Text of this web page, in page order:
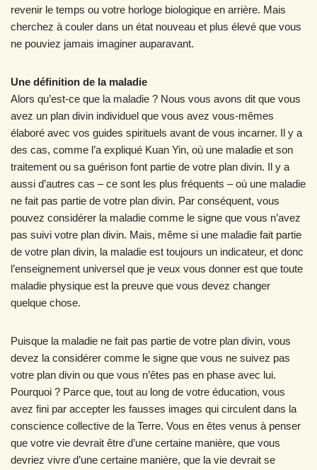
revenir le temps ou votre horloge biologique en arrière. Mais
cherchez à couler dans un état nouveau et plus élevé que vous
ne pouviez jamais imaginer auparavant.
Une définition de la maladie
Alors qu’est-ce que la maladie ? Nous vous avons dit que vous
avez un plan divin individuel que vous avez vous-mêmes
élaboré avec vos guides spirituels avant de vous incarner. Il y a
des cas, comme l’a expliqué Kuan Yin, où une maladie et son
traitement ou sa guérison font partie de votre plan divin. Il y a
aussi d’autres cas – ce sont les plus fréquents – où une maladie
ne fait pas partie de votre plan divin. Par conséquent, vous
pouvez considérer la maladie comme le signe que vous n’avez
pas suivi votre plan divin. Mais, même si une maladie fait partie
de votre plan divin, la maladie est toujours un indicateur, et donc
l’enseignement universel que je veux vous donner est que toute
maladie physique est la preuve que vous devez changer
quelque chose.
Puisque la maladie ne fait pas partie de votre plan divin, vous
devez la considérer comme le signe que vous ne suivez pas
votre plan divin ou que vous n’êtes pas en phase avec lui.
Pourquoi ? Parce que, tout au long de votre éducation, vous
avez fini par accepter les fausses images qui circulent dans la
conscience collective de la Terre. Vous en êtes venus à penser
que votre vie devrait être d’une certaine manière, que vous
devriez vivre d’une certaine manière, que la vie devrait se